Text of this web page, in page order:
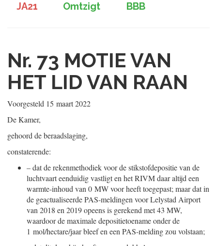
JA21
Omtzigt BBB
Nr. 73 MOTIE VAN
HET LID VAN RAAN
Voorgesteld 15 maart 2022
De Kamer,
gehoord de beraadslaging,
constaterende:
–dat de rekenmethodiek voor de stikstofdepositie van de
luchtvaart eenduidig vastligt en het RIVM daar altijd een
warmte-inhoud van 0 MW voor heeft toegepast; maar dat in
de geactualiseerde PAS-meldingen voor Lelystad Airport
van 2018 en 2019 opeens is gerekend met 43 MW,
waardoor de maximale depositietoename onder de
1 mol/hectare/jaar bleef en een PAS-melding zou volstaan;